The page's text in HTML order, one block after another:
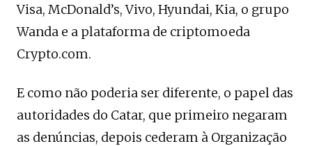
Visa, McDonald’s, Vivo, Hyundai, Kia, o grupo
Wanda e a plataforma de criptomoeda
Crypto.com.
E como não poderia ser diferente, o papel das
autoridades do Catar, que primeiro negaram
as denúncias, depois cederam à Organização